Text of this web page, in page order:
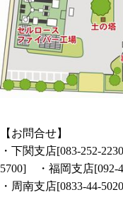
【お問合せ】
・下関支店[083-252-2230
5700] ・福岡支店[092-
・周南支店[0833-44-5020